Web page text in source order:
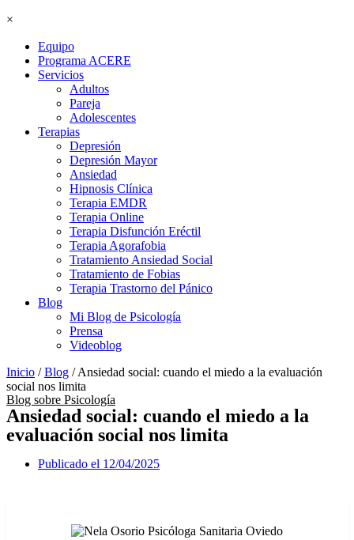
×
Equipo
Programa ACERE
Servicios
Adultos
Pareja
Adolescentes
Terapias
Depresión
Depresión Mayor
Ansiedad
Hipnosis Clínica
Terapia EMDR
Terapia Online
Terapia Disfunción Eréctil
Terapia Agorafobia
Tratamiento Ansiedad Social
Tratamiento de Fobias
Terapia Trastorno del Pánico
Blog
Mi Blog de Psicología
Prensa
Videoblog
Inicio /Blog / Ansiedad social: cuando el miedo a la evaluación
social nos limita
Blog sobre Psicología
Ansiedad social: cuando el miedo a la
evaluación social nos limita
Publicado el 12/04/2025